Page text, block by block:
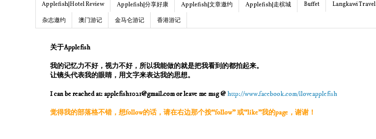
Applefish|Hotel Review Applefish|分享好康 Applefish|文章邀约 Applefish|走槟城 Buffet Langkawi Travel
杂志邀约
澳门游记 金马仑游记 香港游记
关于Applefish
我的记忆力不好，视力不好，所以我能做的就是把我看到的都拍起来。
让镜头代表我的眼睛，用文字来表达我的思想。
I can be reached at: applefish1021@gmail.com or leave me msg @http://www.facebook.com/iloveapplefish
觉得我的部落格不错，想follow的话，请在右边那个按“follow” 或“like”我的page，谢谢！